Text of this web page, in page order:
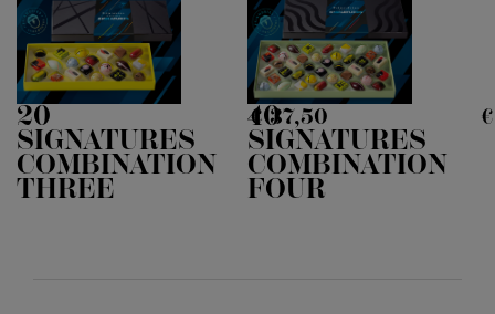
20
SIGNATURES
COMBINATION
THREE
€ 37,50
40
SIGNATURES
COMBINATION
FOUR
€